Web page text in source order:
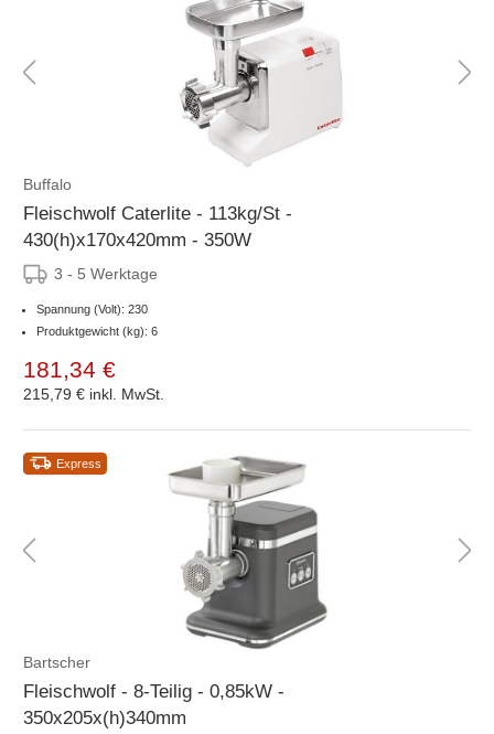
Buffalo
Fleischwolf Caterlite - 113kg/St -
430(h)x170x420mm - 350W
3 - 5 Werktage
Spannung (Volt): 230
Produktgewicht (kg): 6
181,34 €
215,79 € inkl. MwSt.
Express
Bartscher
Fleischwolf - 8-Teilig - 0,85kW -
350x205x(h)340mm